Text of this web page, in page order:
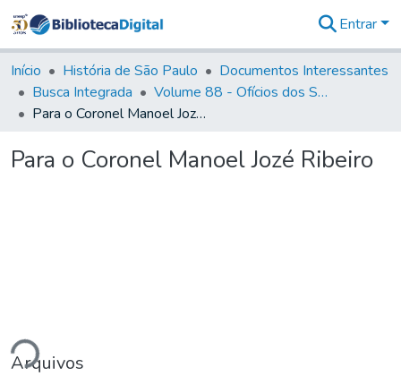
&
Coleções
Tudo na
Biblioteca
Estatísticas
Entrar
Início História de São Paulo
Documentos Interessantes
Busca Integrada
Volume 88 - Ofícios dos Senhores Governadores Interinos da Capitania de São Paulo (1817- 1819)
Para o Coronel Manoel Jozé Ribeiro
Para o Coronel Manoel Jozé Ribeiro
Arquivos